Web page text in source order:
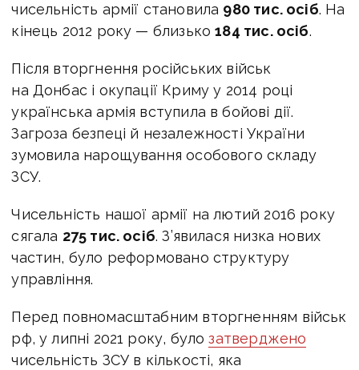
чисельність армії становила 980 тис. осіб. На
кінець 2012 року — близько184 тис. осіб.
Після вторгнення російських військ
на Донбас і окупації Криму у 2014 році
українська армія вступила в бойові дії.
Загроза безпеці й незалежності України
зумовила нарощування особового складу
ЗСУ.
Чисельність нашої армії на лютий 2016 року
сягала 275 тис. осіб. З’явилася низка нових
частин, було реформовано структуру
управління.
Перед повномасштабним вторгненням військ
рф, у липні 2021 року, булозатверджено
чисельність ЗСУ в кількості, яка